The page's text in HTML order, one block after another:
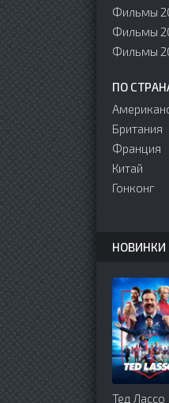
Фильмы
Фильмы
Фильмы
ПО
Британия
Франция
Китай
Гонконг
НОВИНКИ
Тед Лассо